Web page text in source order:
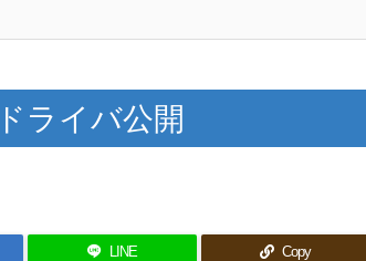
ライバ公開
LINE Copy